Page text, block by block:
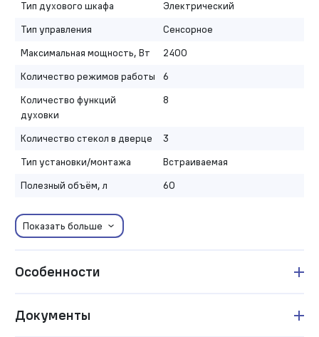
Тип духового шкафа
Электрический
Тип управления
Сенсорное
Максимальная мощность, Вт
2400
Количество режимов работы
6
Количество функций
духовки
8
Количество стекол в дверце
3
Тип установки/монтажа
Встраиваемая
Полезный объём, л
60
Показать больше
Особенности
Документы